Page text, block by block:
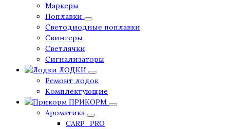
Маркеры
Поплавки
Светодиодные поплавки
Свингеры
Светлячки
Сигнализаторы
ЛОДКИ
Ремонт лодок
Комплектующие
ПРИКОРМ
Ароматика
CARP_PRO